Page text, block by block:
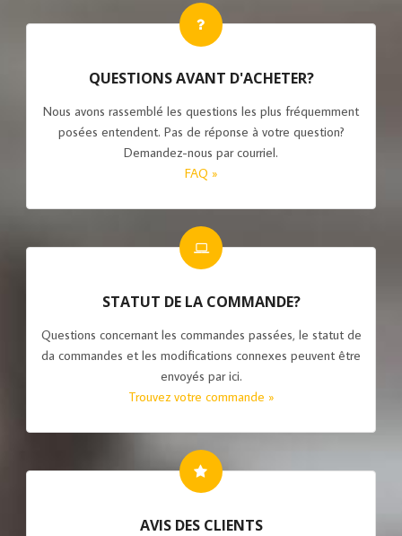
QUESTIONS AVANT D'ACHETER?
Nous avons rassemblé les questions les plus fréquemment
posées entendent. Pas de réponse à votre question?
Demandez-nous par courriel.
FAQ »
STATUT DE LA COMMANDE?
Questions concernant les commandes passées, le statut de
da commandes et les modifications connexes peuvent être
envoyés par ici.
Trouvez votre commande »
AVIS DES CLIENTS